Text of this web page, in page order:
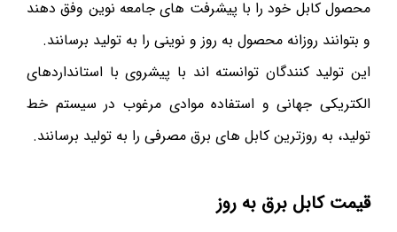
محصول کابل خود را با پیشرفت های جامعه نوین وفق دهند
و بتوانند روزانه محصول به روز و نوینی را به تولید برسانند.
این تولید کنندگان توانسته اند با پیشروی با استانداردهای
الکتریکی جهانی و استفاده موادی مرغوب در سیستم خط
تولید، به روزترین کابل های برق مصرفی را به تولید برسانند.
قیمت کابل برق به روز